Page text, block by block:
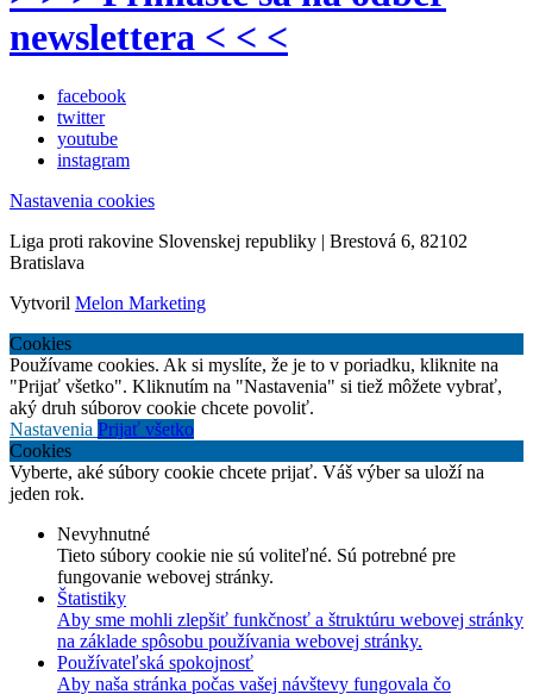
newslettera < < <
facebook
twitter
youtube
instagram
Nastavenia cookies
Liga proti rakovine Slovenskej republiky | Brestová 6, 82102
Bratislava
Vytvoril Melon Marketing
Cookies
Používame cookies. Ak si myslíte, že je to v poriadku, kliknite na
"Prijať všetko". Kliknutím na "Nastavenia" si tiež môžete vybrať,
aký druh súborov cookie chcete povoliť.
Nastavenia Prijať všetko
Cookies
Vyberte, aké súbory cookie chcete prijať. Váš výber sa uloží na
jeden rok.
Nevyhnutné
Tieto súbory cookie nie sú voliteľné. Sú potrebné pre
fungovanie webovej stránky.
Štatistiky
Aby sme mohli zlepšiť funkčnosť a štruktúru webovej stránky
na základe spôsobu používania webovej stránky.
Používateľská spokojnosť
Aby naša stránka počas vašej návštevy fungovala čo